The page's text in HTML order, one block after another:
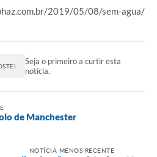
2019/05/08/sem-agua/
Seja o primeiro a curtir esta
notícia.
de Manchester
NOTÍCIA MENOS RECENTE